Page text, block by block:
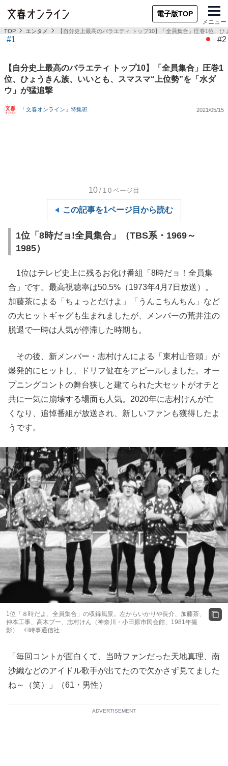
電子版TOP
メニュー
TOP エンタメ 【自分史上最高のバラエティ トップ10】「全員集合」圧巻1位、
#1 #2
【自分史上最高のバラエティ トップ10】「全員集合」圧巻1
位、ひょうきん族、いいとも、スマスマ“上位勢”を「水ダ
ウ」が猛追撃
「文春オンライン」特集班 2021/05/15
10 /10 ページ目
この記事を1ページ目から読む
1位「8時だョ!全員集合」（TBS系・1969～
1985）
1位はテレビ史上に残るお化け番組「8時だョ！全員集
合」です。最高視聴率は50.5%（1973年4月7日放送）。
加藤茶による「ちょっとだけよ」「うんこちんちん」など
の大ヒットギャグも生まれましたが、メンバーの荒井注の
脱退で一時は人気が停滞した時期も。
その後、新メンバー・志村けんによる「東村山音頭」が
爆発的にヒットし、ドリフ健在をアピールしました。オー
プニングコントの舞台狭しと建てられた大セットがオチと
共に一気に崩壊する場面も人気。2020年に志村けんが亡
くなり、追悼番組が放送され、新しいファンも獲得したよ
うです。
1位「８時だよ、全員集合」の収録風景。左からいかりや長介、加藤茶、
仲本工事、高木ブー、志村けん（神奈川・小田原市民会館、1981年撮
影） ©時事通信社
「毎回コントが面白くて、当時ファンだった天地真理、南
沙織などのアイドル歌手が出てたので欠かさず見てました
ね～（笑）」（61・男性）
ADVERTISEMENT